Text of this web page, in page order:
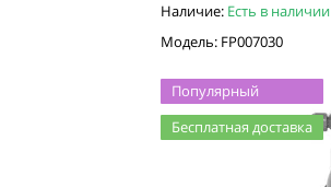
Наличие: Есть в наличии
Модель: FP007030
Популярный
Бесплатная доставка